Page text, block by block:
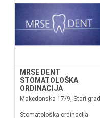
MRSE DENT
STOMATOLOŠKA
ORDINACIJA
Makedonska 17/9, Stari grad
Stomatološka ordinacija